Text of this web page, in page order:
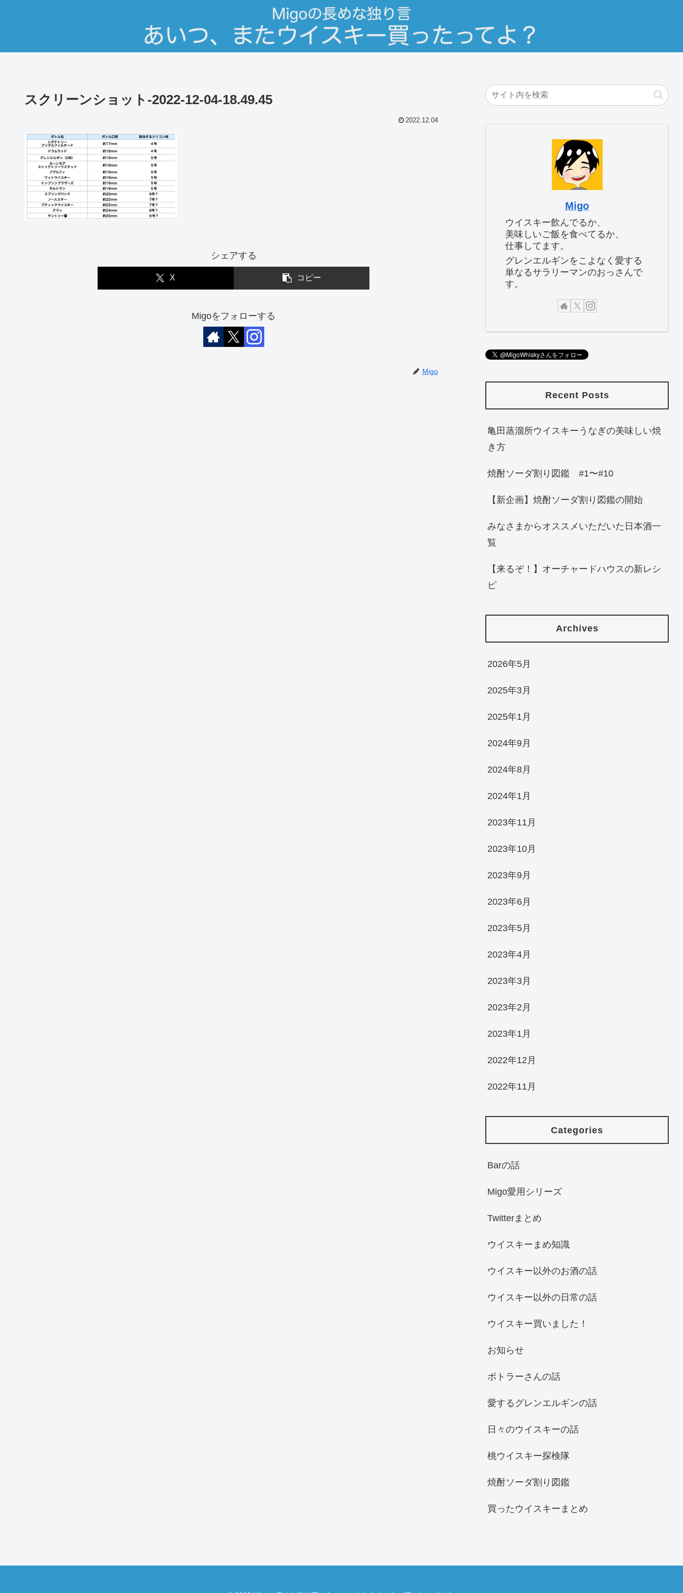
スクリーンショット-2022-12-04-18.49.45
2022.12.04
シェアする
X コピー
Migoをフォローする
Migo
Migo
ウイスキー飲んでるか、
美味しいご飯を食べてるか、
仕事してます。
グレンエルギンをこよなく愛する
単なるサラリーマンのおっさんで
す。
Recent Posts
亀田蒸溜所ウイスキーうなぎの美味しい焼
き方
焼酎ソーダ割り図鑑 #1〜#10
【新企画】焼酎ソーダ割り図鑑の開始
みなさまからオススメいただいた日本酒一
覧
【来るぞ！】オーチャードハウスの新レシ
ピ
Archives
2026年5月
2025年3月
2025年1月
2024年9月
2024年8月
2024年1月
2023年11月
2023年10月
2023年9月
2023年6月
2023年5月
2023年4月
2023年3月
2023年2月
2023年1月
2022年12月
2022年11月
Categories
Barの話
Migo愛用シリーズ
Twitterまとめ
ウイスキーまめ知識
ウイスキー以外のお酒の話
ウイスキー以外の日常の話
ウイスキー買いました！
お知らせ
ボトラーさんの話
愛するグレンエルギンの話
日々のウイスキーの話
桃ウイスキー探検隊
焼酎ソーダ割り図鑑
買ったウイスキーまとめ